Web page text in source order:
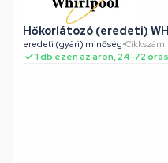
Hőkorlátozó (eredeti)
eredeti (gyári) minőség•Cikkszám:
1 db ezen az áron, 24-72